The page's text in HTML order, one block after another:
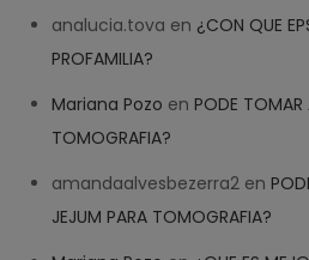
analucia.tova en ¿CON QUE
PROFAMILIA?
Mariana Pozo enPODE TOMAR
TOMOGRAFIA?
amandaalvesbezerra2 en
JEJUM PARA TOMOGRAFIA?